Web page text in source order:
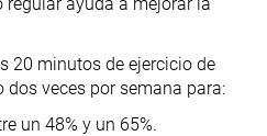
20 minutos de ejercicio de
veces por semana para:
un 48% y un 65%.